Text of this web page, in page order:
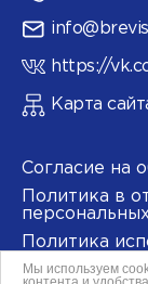
https://
Карта
Согласие на
Политика в
Политика
Согласие на
Мы используем